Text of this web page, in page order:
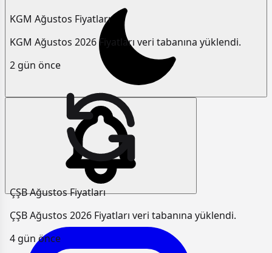
KGM Ağustos Fiyatları
KGM Ağustos 2026 Fiyatları veri tabanına yüklendi.
2 gün önce
ÇŞB Ağustos Fiyatları
ÇŞB Ağustos 2026 Fiyatları veri tabanına yüklendi.
4 gün önce